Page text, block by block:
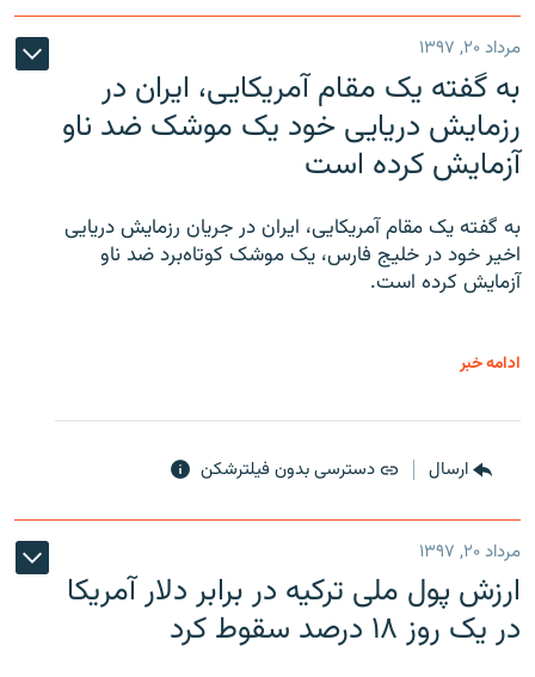
مرداد ۲۰, ۱۳۹۷
به گفته یک مقام آمریکایی، ایران در
رزمایش دریایی خود یک موشک ضد ناو
آزمایش کرده است
به گفته یک مقام آمریکایی، ایران در جریان رزمایش دریایی
اخیر خود در خلیج فارس، یک موشک کوتاه‌برد ضد ناو
آزمایش کرده است.
ادامه خبر
ارسال دسترسی بدون فیلترشکن
مرداد ۲۰, ۱۳۹۷
ارزش پول ملی ترکیه در برابر دلار آمریکا
در یک روز ۱۸ درصد سقوط کرد